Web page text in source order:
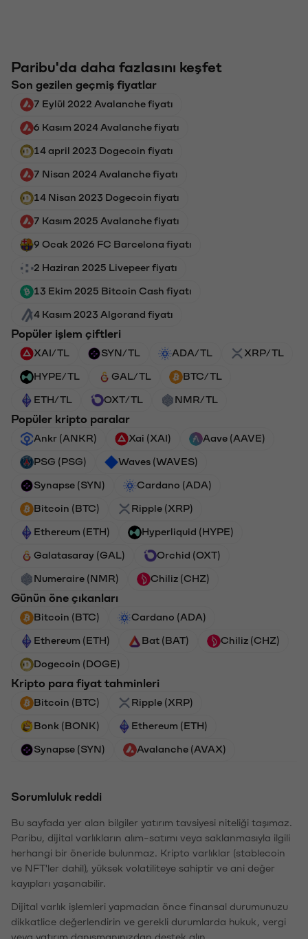
Paribu'da daha fazlasını keşfet
Son gezilen geçmiş fiyatlar
7 Eylül 2022 Avalanche fiyatı
6 Kasım 2024 Avalanche fiyatı
14 april 2023 Dogecoin fiyatı
7 Nisan 2024 Avalanche fiyatı
14 Nisan 2023 Dogecoin fiyatı
7 Kasım 2025 Avalanche fiyatı
9 Ocak 2026 FC Barcelona fiyatı
2 Haziran 2025 Livepeer fiyatı
13 Ekim 2025 Bitcoin Cash fiyatı
4 Kasım 2023 Algorand fiyatı
Popüler işlem çiftleri
XAI/TL SYN/TL ADA/TL XRP/TL
HYPE/TL GAL/TL BTC/TL
ETH/TL OXT/TL NMR/TL
Popüler kripto paralar
Ankr (ANKR) Xai (XAI) Aave (AAVE)
PSG (PSG) Waves (WAVES)
Synapse (SYN) Cardano (ADA)
Bitcoin (BTC) Ripple (XRP)
Ethereum (ETH) Hyperliquid (HYPE)
Galatasaray (GAL) Orchid (OXT)
Numeraire (NMR) Chiliz (CHZ)
Günün öne çıkanları
Bitcoin (BTC) Cardano (ADA)
Ethereum (ETH) Bat (BAT) Chiliz (CHZ)
Dogecoin (DOGE)
Kripto para fiyat tahminleri
Bitcoin (BTC) Ripple (XRP)
Bonk (BONK) Ethereum (ETH)
Synapse (SYN) Avalanche (AVAX)
Sorumluluk reddi
Bu sayfada yer alan bilgiler yatırım tavsiyesi niteliği taşımaz.
Paribu, dijital varlıkların alım-satımı veya saklanmasıyla ilgili
herhangi bir öneride bulunmaz. Kripto varlıklar (stablecoin
ve NFT'ler dahil), yüksek volatiliteye sahiptir ve ani değer
kayıpları yaşanabilir.
Dijital varlık işlemleri yapmadan önce finansal durumunuzu
dikkatlice değerlendirin ve gerekli durumlarda hukuk, vergi
veya yatırım danışmanınızdan destek alın.